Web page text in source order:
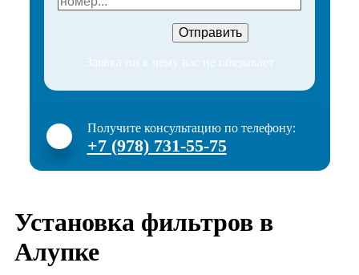
Заявка ни к чему вас не обязывает
Получите консультацию по телефону:
+7 (978) 731-55-75
Установка фильтров в
Алупке